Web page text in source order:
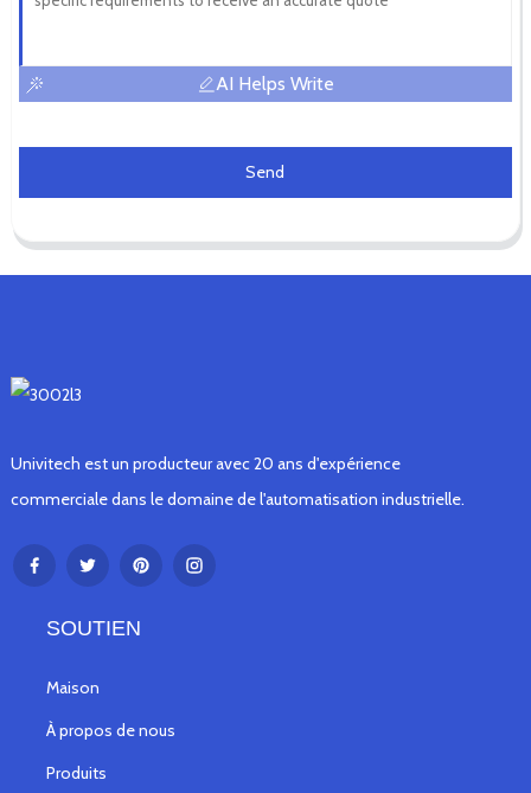
AI Helps Write
Send
Univitech est un producteur avec 20 ans d'expérience
commerciale dans le domaine de l'automatisation industrielle.
SOUTIEN
Maison
À propos de nous
Produits